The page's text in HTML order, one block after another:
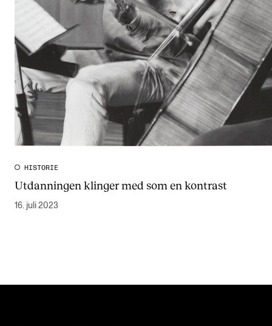
HISTORIE
Utdanningen klinger med som en kontrast
16. juli 2023